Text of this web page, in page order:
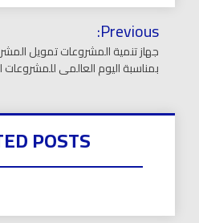
تصفّح
المقالات
Previous:
بمناسبة اليوم العالمى
POSTS